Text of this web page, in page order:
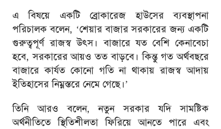
এ বিষয়ে একটি ব্রোকারেজ হাউসের ব্যবস্থাপনা
পরিচালক বলেন, ‘শেয়ার বাজার সরকারের জন্য একটি
গুরুত্বপূর্ণ রাজস্ব উৎস। বাজারে যত বেশি কেনাবেচা
হবে, সরকারের আয়ও তত বাড়বে। কিন্তু গত অর্থবছরে
বাজারে কার্যত কোনো গতি না থাকায় রাজস্ব আদায়
ইতিহাসের নিম্নস্তরে নেমে গেছে।’
তিনি আরও বলেন, নতুন সরকার যদি সামষ্টিক
অর্থনীতিতে স্থিতিশীলতা ফিরিয়ে আনতে পারে এবং